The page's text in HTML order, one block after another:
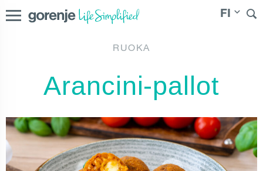
FI
RUOKA
Arancini-pallot